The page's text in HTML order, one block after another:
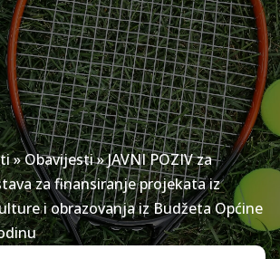
»Obavijesti»JAVNI POZIV za
za finansiranje projekata iz
i obrazovanja iz Budžeta Općine